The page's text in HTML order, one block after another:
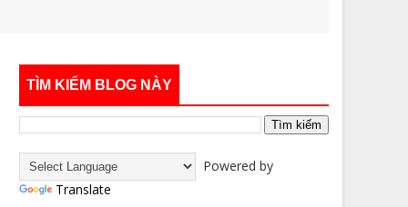
TÌM KIẾM BLOG NÀY
Powered by
Translate